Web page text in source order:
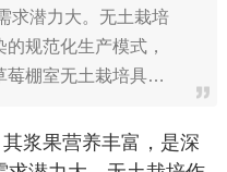
求潜力大。无土栽培
规范化生产模式，
莓棚室无土栽培具…
浆果营养丰富，是深